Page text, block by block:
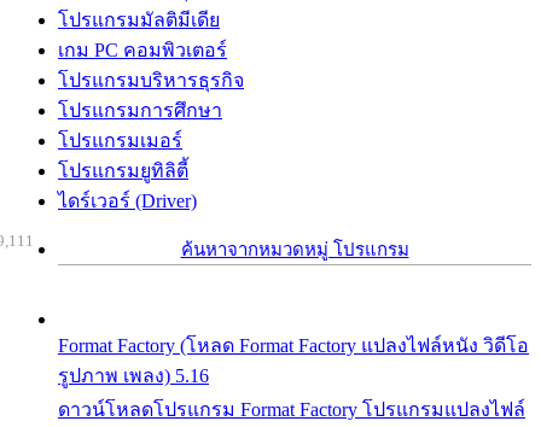
โปรแกรมมัลติมีเดีย
เกม PC คอมพิวเตอร์
โปรแกรมบริหารธุรกิจ
โปรแกรมการศึกษา
โปรแกรมเมอร์
โปรแกรมยูทิลิตี้
ไดร์เวอร์ (Driver)
ค้นหาจากหมวดหมู่ โปรแกรม
Format Factory (โหลด Format Factory แปลงไฟล์หนัง วิดีโอ
รูปภาพ เพลง) 5.16
ดาวน์โหลดโปรแกรม Format Factory โปรแกรมแปลงไฟล์